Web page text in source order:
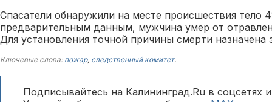
Спасатели обнаружили на месте происшествия тело
предварительным данным, мужчина умер от
Для установления точной причины смерти назначена
Ключевые слова: пожар, следственный комитет.
Подписывайтесь на Калининград.Ru в соцсетях